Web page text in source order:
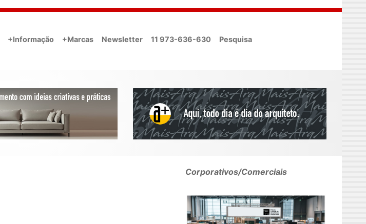
+Informação +Marcas Newsletter 11 973-636-630 Pesquisa
Corporativos/Comerciais